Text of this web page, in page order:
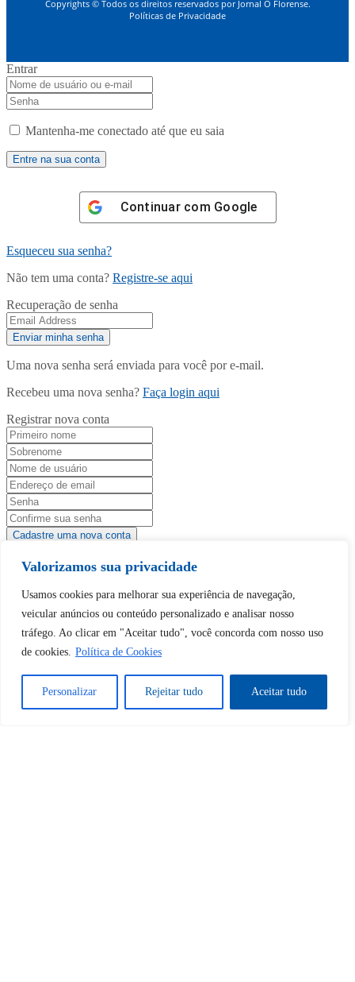
Valorizamos sua privacidade
Usamos cookies para melhorar sua experiência de navegação,
veicular anúncios ou conteúdo personalizado e analisar nosso
tráfego. Ao clicar em "Aceitar tudo", você concorda com nosso uso
de cookies. Política de Cookies
Personalizar Rejeitar tudo Aceitar tudo
Copyrights © Todos os direitos reservados por Jornal O Florense.
Políticas de Privacidade
Entrar
Mantenha-me conectado até que eu saia
Continuar com Google
Esqueceu sua senha?
Não tem uma conta? Registre-se aqui
Recuperação de senha
Uma nova senha será enviada para você por e-mail.
Recebeu uma nova senha? Faça login aqui
Registrar nova conta
Tem uma conta?Faça login aqui
Continuar com